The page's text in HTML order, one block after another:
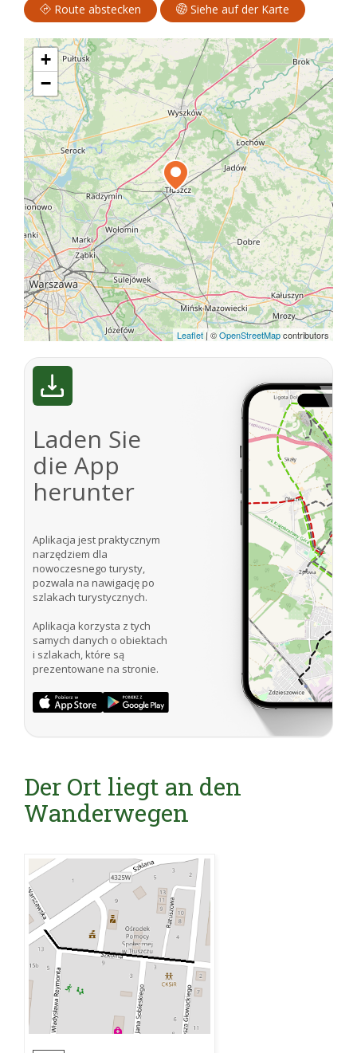
Route abstecken Siehe auf der Karte
+
−
Leaflet |©OpenStreetMapcontributors
Laden Sie
die App
herunter
Aplikacja jest praktycznym
narzędziem dla
nowoczesnego turysty,
pozwala na nawigację po
szlakach turystycznych.
Aplikacja korzysta z tych
samych danych o obiektach
i szlakach, które są
prezentowane na stronie.
Der Ort liegt an den
Wanderwegen